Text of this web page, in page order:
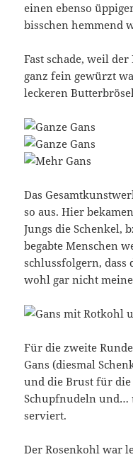
einen ebenso
bisschen hemmend
Fast schade, weil
ganz fein gewürzt
leckeren
Das
so aus. Hier
Jungs die Schenkel,
begabte Menschen
schlussfolgern, dass
wohl gar nicht
Für die zweite
Gans (diesmal
und die Brust für die
Schupfnudeln und…
serviert.
Der Rosenkohl war